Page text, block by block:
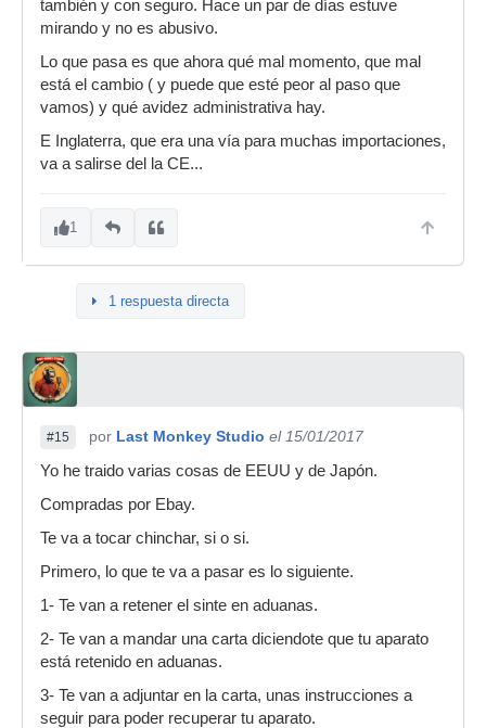
también y con seguro. Hace un par de días estuve
mirando y no es abusivo.
Lo que pasa es que ahora qué mal momento, que mal
está el cambio ( y puede que esté peor al paso que
vamos) y qué avidez administrativa hay.
E Inglaterra, que era una vía para muchas importaciones,
va a salirse del la CE...
1
1 respuesta directa
#15 por Last Monkey Studio el 15/01/2017
Yo he traido varias cosas de EEUU y de Japón.
Compradas por Ebay.
Te va a tocar chinchar, si o si.
Primero, lo que te va a pasar es lo siguiente.
1- Te van a retener el sinte en aduanas.
2- Te van a mandar una carta diciendote que tu aparato
está retenido en aduanas.
3- Te van a adjuntar en la carta, unas instrucciones a
seguir para poder recuperar tu aparato.